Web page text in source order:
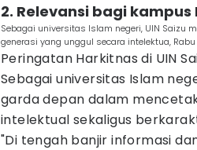
2. Relevansi bagi kampus
Sebagai universitas Islam negeri, UIN Saizu
generasi yang unggul secara intelektua,
Peringatan Harkitnas di UIN
Sebagai universitas Islam
garda depan dalam
intelektual sekaligus
"Di tengah banjir informasi